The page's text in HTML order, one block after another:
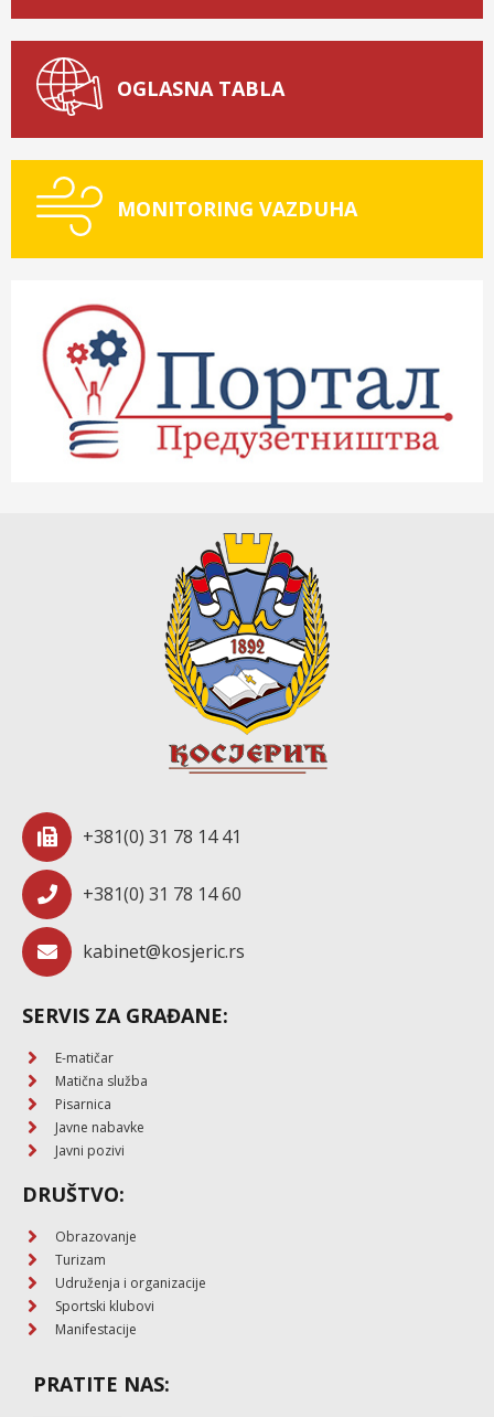
OGLASNA TABLA
MONITORING VAZDUHA
+381(0) 31 78 14 41
+381(0) 31 78 14 60
kabinet@kosjeric.rs
SERVIS ZA GRAĐANE:
E-matičar
Matična služba
Pisarnica
Javne nabavke
Javni pozivi
DRUŠTVO:
Obrazovanje
Turizam
Udruženja i organizacije
Sportski klubovi
Manifestacije
PRATITE NAS: